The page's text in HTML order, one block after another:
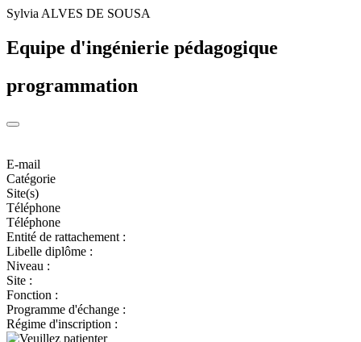
Sylvia ALVES DE SOUSA
Equipe d'ingénierie pédagogique
programmation
E-mail
Catégorie
Site(s)
Téléphone
Téléphone
Entité de rattachement :
Libelle diplôme :
Niveau :
Site :
Fonction :
Programme d'échange :
Régime d'inscription :